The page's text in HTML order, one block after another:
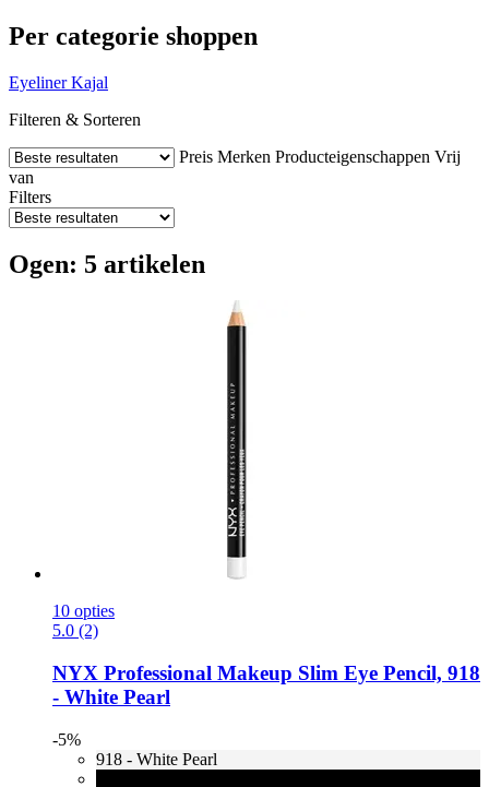
Per categorie shoppen
Eyeliner Kajal
Filteren & Sorteren
Preis Merken Producteigenschappen Vrij
van
Filters
Ogen: 5 artikelen
10 opties
5.0 (2)
NYX Professional Makeup Slim Eye Pencil, 918
-​ White Pearl
-5%
918 - White Pearl